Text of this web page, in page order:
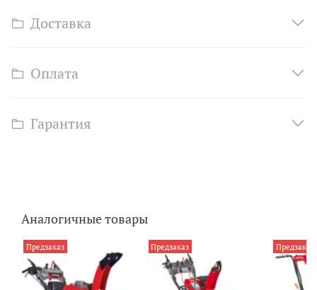
Доставка
Оплата
Гарантия
Аналогичные товары
Предзаказ Предзаказ Предзаказ